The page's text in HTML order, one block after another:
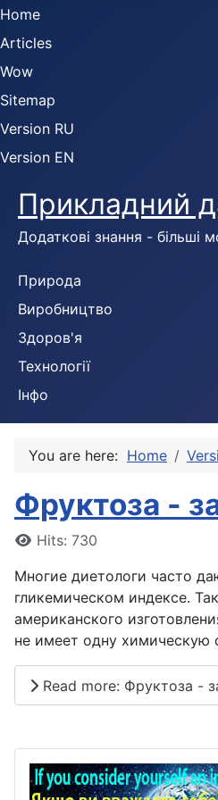
Home
Articles
Wow
Sitemap
Version RU
Version EN
Прикладний
Додаткові знання - більші
Природа
Виробництво
Здоров'я
Технології
Інфо
You are here: Home
Фруктоза -
DetailsHits: 730
Многие диетологи часто
гликемическом индексе.
американского
не имеет одну химическую
Read more: Фруктоза -